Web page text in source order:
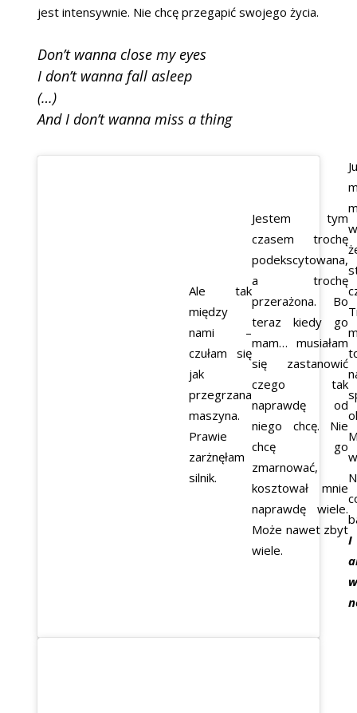
jest intensywnie. Nie chcę przegapić swojego życia.
Don’t wanna close my eyes
I don’t wanna fall asleep
(…)
And I don’t wanna miss a thing
Ale tak
między
nami –
czułam się
jak
przegrzana
maszyna.
Prawie
zarżnęłam
silnik.
Jestem tym
czasem trochę
podekscytowana,
a trochę
przerażona. Bo
teraz kiedy go
mam… musiałam
się zastanowić
czego tak
naprawdę od
niego chcę. Nie
chcę go
zmarnować,
kosztował mnie
naprawdę wiele.
Może nawet zbyt
wiele.
I